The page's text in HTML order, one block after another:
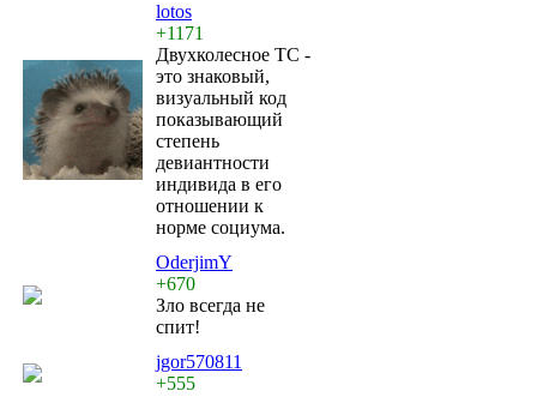
lotos
+1171
Двухколесное ТС -
это знаковый,
визуальный код
показывающий
степень
девиантности
индивида в его
отношении к
норме социума.
OderjimY
+670
Зло всегда не
спит!
jgor570811
+555